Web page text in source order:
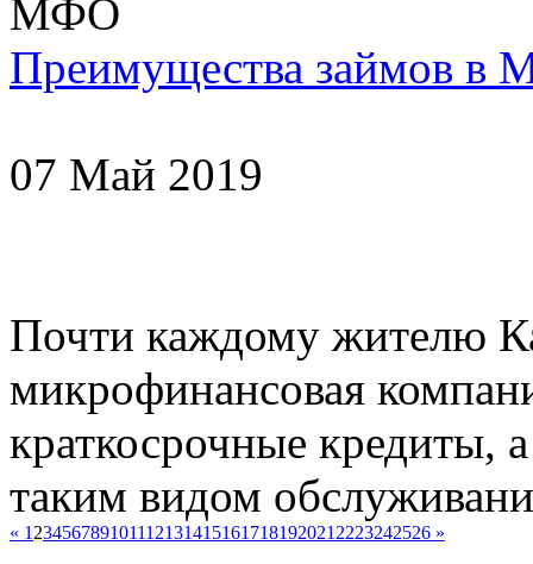
Преимущества займов в
07 Май 2019
Почти каждому жителю
микрофинансовая
краткосрочные кредиты,
таким видом
« 1 23456789101112131415161718192021 2223242526 »